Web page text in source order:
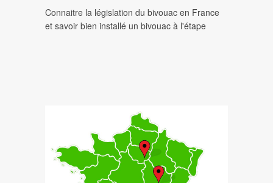
Connaitre la législation du bivouac en France
et savoir bien installé un bivouac à l'étape